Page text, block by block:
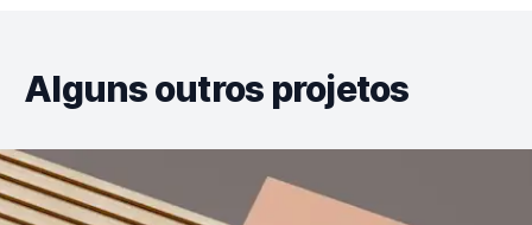
Alguns outros projetos